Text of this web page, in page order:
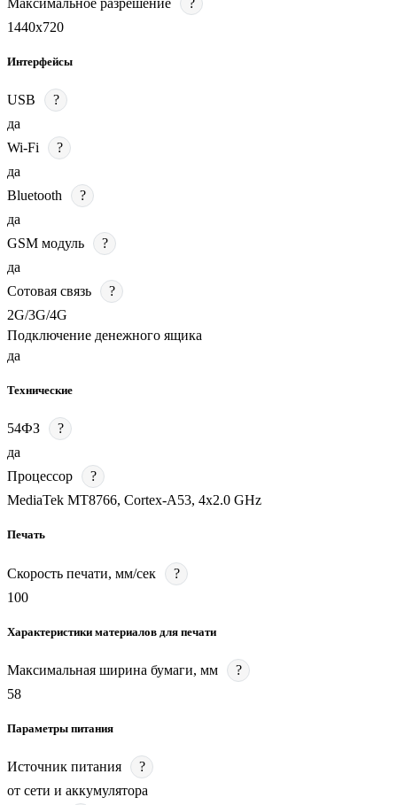
1440х720
Интерфейсы
USB
?
да
Wi-Fi
?
да
Bluetooth
?
да
GSM модуль
?
да
Сотовая связь
?
2G/3G/4G
Подключение денежного ящика
да
Технические
54ФЗ
?
да
Процессор
?
MediaTek MT8766, Cortex-A53, 4x2.0 GHz
Печать
Скорость печати, мм/сек
?
100
Характеристики материалов для печати
Максимальная ширина бумаги, мм
?
58
Параметры питания
Источник питания
?
от сети и аккумулятора